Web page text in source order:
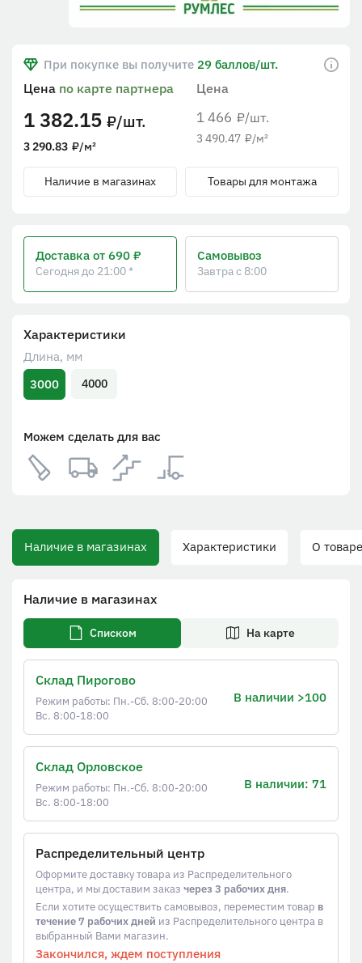
Характеристики
Длина, мм
3000
4000
Можем сделать для вас
При покупке вы получите 29 баллов/шт.
Цена
1 466 ₽/шт.
3 490.47 ₽/м²
Цена по карте партнера
1 382.15 ₽/шт.
3 290.83 ₽/м²
Наличие в магазинах Товары для монтажа
Доставка от 690 ₽
Сегодня до 21:00 *
Самовывоз
Завтра с 8:00
Наличие в магазинах Характеристики О товаре
Наличие в магазинах
Списком На карте
Склад Пирогово
Режим работы: Пн.-Сб. 8:00-20:00
Вс. 8:00-18:00
В наличии >100
Склад Орловское
Режим работы: Пн.-Сб. 8:00-20:00
Вс. 8:00-18:00
В наличии: 71
Распределительный центр
Оформите доставку товара из Распределительного
центра, и мы доставим заказ через 3 рабочих дня.
Если хотите осуществить самовывоз, переместим товар в
течение 7 рабочих дней из Распределительного центра в
выбранный Вами магазин.
Закончился, ждем поступления